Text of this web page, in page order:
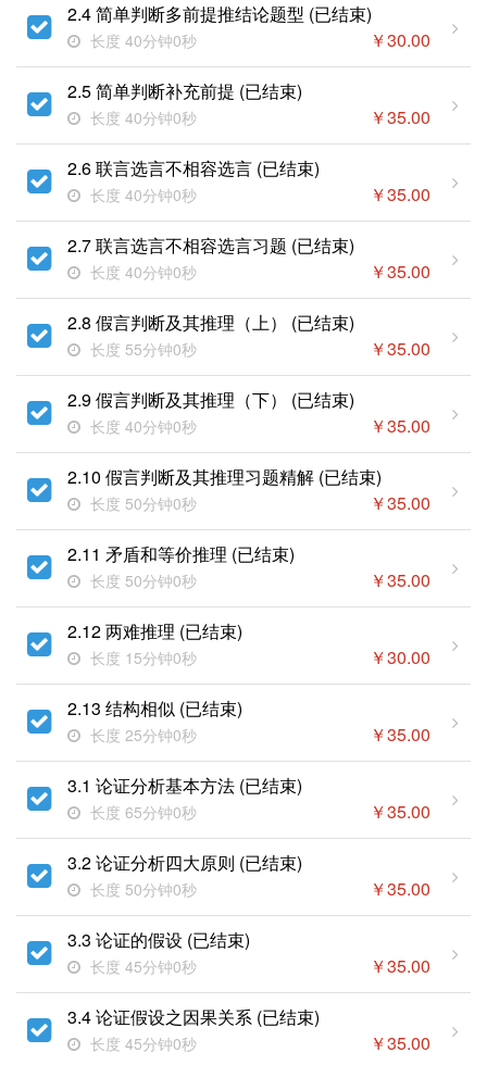
2.4 简单判断多前提推结论题型 (已结束)
长度 40分钟0秒 ￥30.00
2.5 简单判断补充前提 (已结束)
长度 40分钟0秒 ￥35.00
2.6 联言选言不相容选言 (已结束)
长度 40分钟0秒 ￥35.00
2.7 联言选言不相容选言习题 (已结束)
长度 40分钟0秒 ￥35.00
2.8 假言判断及其推理（上） (已结束)
长度 55分钟0秒 ￥35.00
2.9 假言判断及其推理（下） (已结束)
长度 40分钟0秒 ￥35.00
2.10 假言判断及其推理习题精解 (已结束)
长度 50分钟0秒 ￥35.00
2.11 矛盾和等价推理 (已结束)
长度 50分钟0秒 ￥35.00
2.12 两难推理 (已结束)
长度 15分钟0秒 ￥30.00
2.13 结构相似 (已结束)
长度 25分钟0秒 ￥35.00
3.1 论证分析基本方法 (已结束)
长度 65分钟0秒 ￥35.00
3.2 论证分析四大原则 (已结束)
长度 50分钟0秒 ￥35.00
3.3 论证的假设 (已结束)
长度 45分钟0秒 ￥35.00
3.4 论证假设之因果关系 (已结束)
长度 45分钟0秒 ￥35.00